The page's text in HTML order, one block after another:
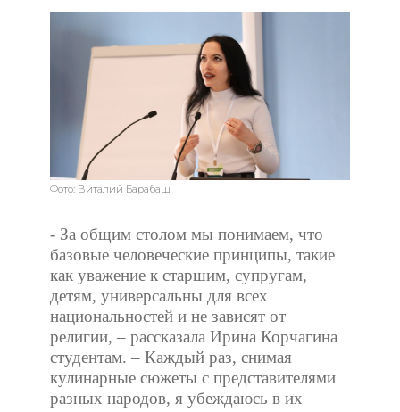
Фото: Виталий Барабаш
- За общим столом мы понимаем, что
базовые человеческие принципы, такие
как уважение к старшим, супругам,
детям, универсальны для всех
национальностей и не зависят от
религии, – рассказала Ирина Корчагина
студентам. – Каждый раз, снимая
кулинарные сюжеты с представителями
разных народов, я убеждаюсь в их